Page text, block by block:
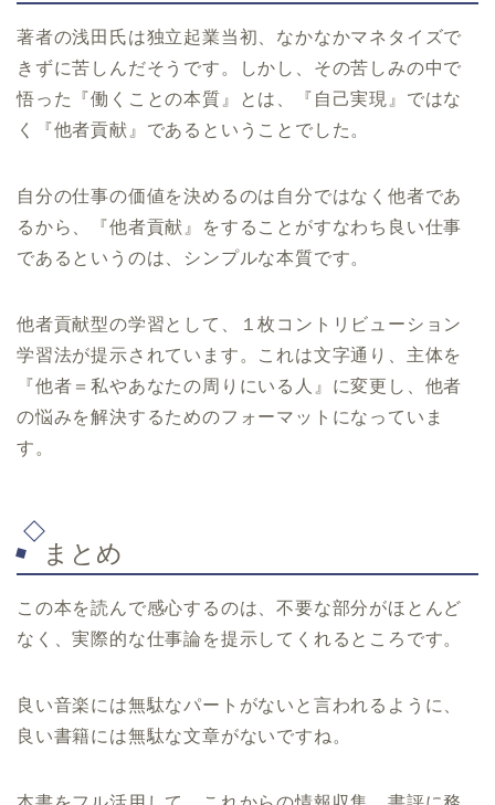
著者の浅田氏は独立起業当初、なかなかマネタイズで
きずに苦しんだそうです。しかし、その苦しみの中で
悟った『働くことの本質』とは、『自己実現』ではな
く『他者貢献』であるということでした。
自分の仕事の価値を決めるのは自分ではなく他者であ
るから、『他者貢献』をすることがすなわち良い仕事
であるというのは、シンプルな本質です。
他者貢献型の学習として、１枚コントリビューション
学習法が提示されています。これは文字通り、主体を
『他者＝私やあなたの周りにいる人』に変更し、他者
の悩みを解決するためのフォーマットになっていま
す。
まとめ
この本を読んで感心するのは、不要な部分がほとんど
なく、実際的な仕事論を提示してくれるところです。
良い音楽には無駄なパートがないと言われるように、
良い書籍には無駄な文章がないですね。